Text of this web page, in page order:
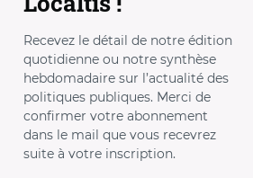
Recevez le détail de notre édition
quotidienne ou notre synthèse
hebdomadaire sur l’actualité des
politiques publiques. Merci de
confirmer votre abonnement
dans le mail que vous recevrez
suite à votre inscription.